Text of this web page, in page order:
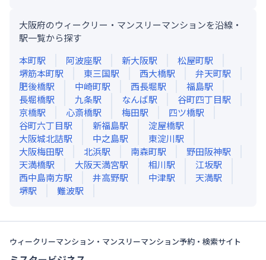
大阪府のウィークリー・マンスリーマンションを沿線・
駅一覧から探す
本町駅 阿波座駅 新大阪駅 松屋町駅
堺筋本町駅 東三国駅 西大橋駅 弁天町駅
肥後橋駅 中崎町駅 西長堀駅 福島駅
長堀橋駅 九条駅 なんば駅 谷町四丁目駅
京橋駅 心斎橋駅 梅田駅 四ツ橋駅
谷町六丁目駅 新福島駅 淀屋橋駅
大阪城北詰駅 中之島駅 東淀川駅
大阪梅田駅 北浜駅 南森町駅 野田阪神駅
天満橋駅 大阪天満宮駅 相川駅 江坂駅
西中島南方駅 井高野駅 中津駅 天満駅
堺駅 難波駅
ウィークリーマンション・マンスリーマンション予約・検索サイト